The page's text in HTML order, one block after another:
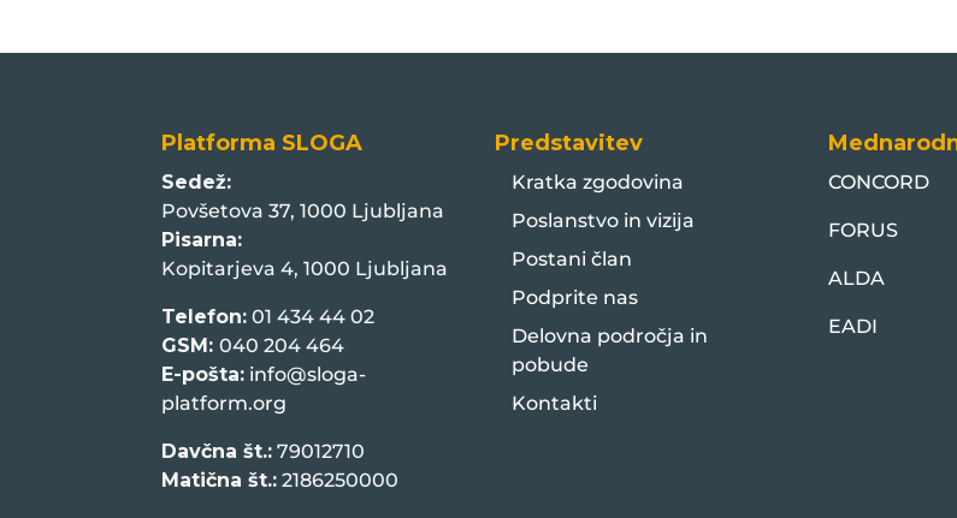
Platforma SLOGA
Sedež:
Povšetova 37, 1000 Ljubljana
Pisarna:
Kopitarjeva 4, 1000 Ljubljana
Telefon: 01 434 44 02
GSM:040 204 464
E-pošta: info@sloga-
platform.org
Davčna št.: 79012710
Matična št.: 2186250000
Predstavitev
Kratka zgodovina
Poslanstvo in vizija
Postani član
Podprite nas
Delovna področja in
pobude
Kontakti
CONCORD
FORUS
ALDA
EADI